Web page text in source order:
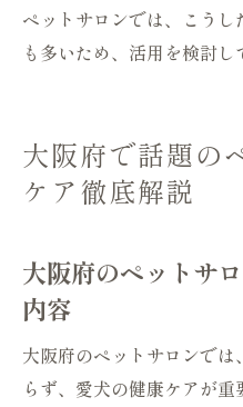
ペットサロンでは、こう
も多いため、活用を検討し
大阪府で話題の
ケア徹底解説
大阪府のペットサ
内容
大阪府のペットサロンで
らず、愛犬の健康ケアが